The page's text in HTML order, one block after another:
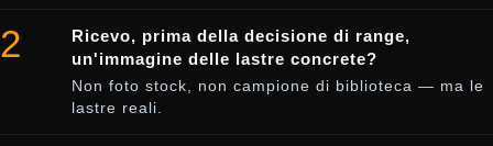
2
Ricevo, prima della decisione di range,
un'immagine delle lastre concrete?
Non foto stock, non campione di biblioteca — ma le
lastre reali.